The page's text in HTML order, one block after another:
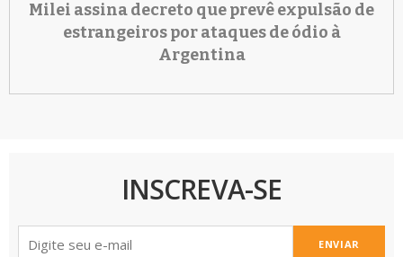
Milei assina decreto que prevê expulsão de
estrangeiros por ataques de ódio à
Argentina
INSCREVA-SE
ENVIAR